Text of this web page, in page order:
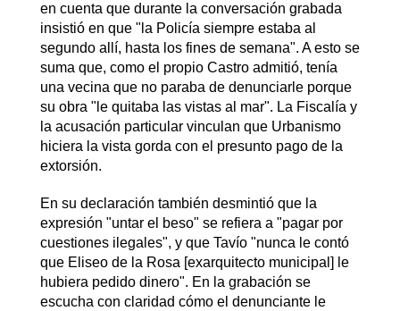
en cuenta que durante la conversación grabada
insistió en que "la Policía siempre estaba al
segundo allí, hasta los fines de semana". A esto se
suma que, como el propio Castro admitió, tenía
una vecina que no paraba de denunciarle porque
su obra "le quitaba las vistas al mar". La Fiscalía y
la acusación particular vinculan que Urbanismo
hiciera la vista gorda con el presunto pago de la
extorsión.
En su declaración también desmintió que la
expresión "untar el beso" se refiera a "pagar por
cuestiones ilegales", y que Tavío "nunca le contó
que Eliseo de la Rosa [exarquitecto municipal] le
hubiera pedido dinero". En la grabación se
escucha con claridad cómo el denunciante le